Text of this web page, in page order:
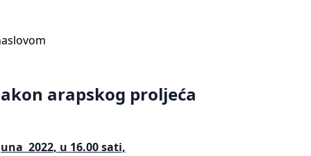
arapskog proljeća
2022, u 16.00 sati,